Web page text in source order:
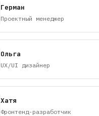
Герман
Проектный менеджер
Ольга
UX/UI дизайнер
Хатя
Фронтенд-разработчик